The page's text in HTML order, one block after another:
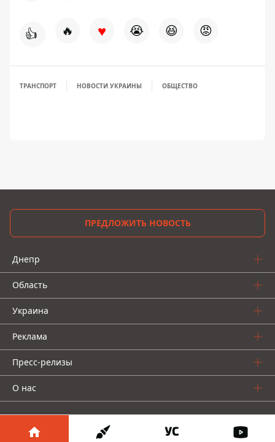
👍 🔥 ♥ 😭 😆 😡
ТРАНСПОРТ НОВОСТИ УКРАИНЫ ОБЩЕСТВО
ПРЕДЛОЖИТЬ НОВОСТЬ
Днепр
Область
Украина
Реклама
Пресс-релизы
О нас